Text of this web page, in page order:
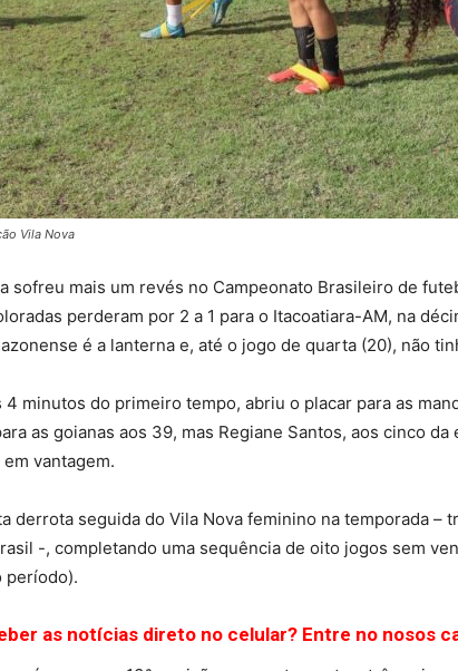
Vila Nova
sofreu mais um revés no Campeonato Brasileiro de
perderam por 2 a 1 para o Itacoatiara-AM, na
é a lanterna e, até o jogo de quarta (20), não
4 minutos do primeiro tempo, abriu o placar para as
as goianas aos 39, mas Regiane Santos, aos cinco
vantagem.
derrota seguida do Vila Nova feminino na temporada –
-, completando uma sequência de oito jogos sem
período).
as notícias direto no celular? Entre no nosos